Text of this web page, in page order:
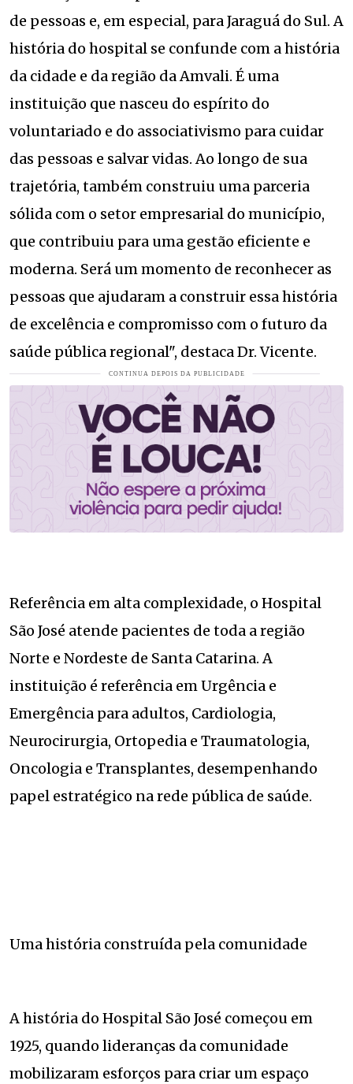
de pessoas e, em especial, para Jaraguá do Sul. A
história do hospital se confunde com a história
da cidade e da região da Amvali. É uma
instituição que nasceu do espírito do
voluntariado e do associativismo para cuidar
das pessoas e salvar vidas. Ao longo de sua
trajetória, também construiu uma parceria
sólida com o setor empresarial do município,
que contribuiu para uma gestão eficiente e
moderna. Será um momento de reconhecer as
pessoas que ajudaram a construir essa história
de excelência e compromisso com o futuro da
saúde pública regional", destaca Dr. Vicente.
Referência em alta complexidade, o Hospital
São José atende pacientes de toda a região
Norte e Nordeste de Santa Catarina. A
instituição é referência em Urgência e
Emergência para adultos, Cardiologia,
Neurocirurgia, Ortopedia e Traumatologia,
Oncologia e Transplantes, desempenhando
papel estratégico na rede pública de saúde.
Uma história construída pela comunidade
A história do Hospital São José começou em
1925, quando lideranças da comunidade
mobilizaram esforços para criar um espaço